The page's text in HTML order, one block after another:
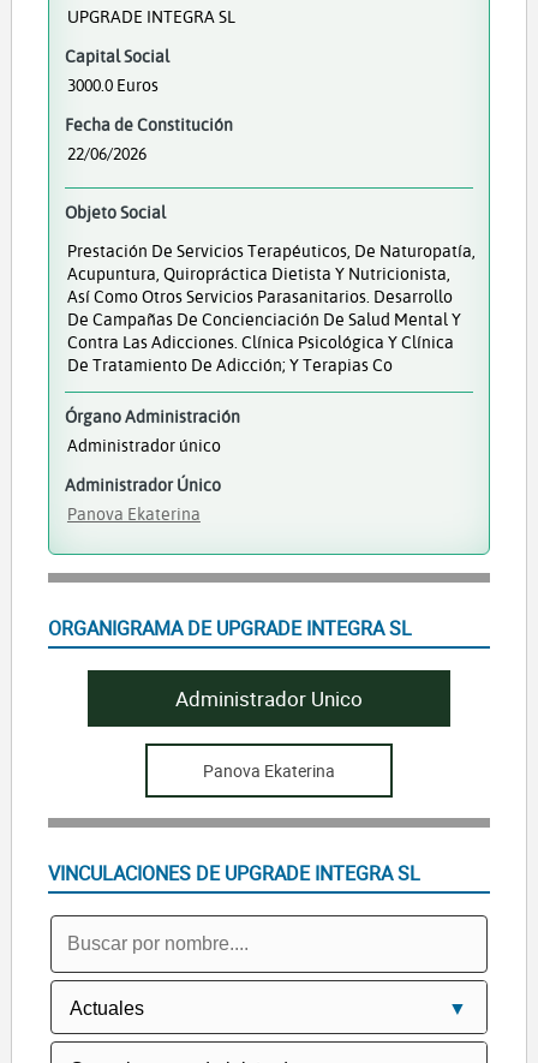
UPGRADE INTEGRA SL
Capital Social
3000.0 Euros
Fecha de Constitución
22/06/2026
Objeto Social
Prestación De Servicios Terapéuticos, De Naturopatía,
Acupuntura, Quiropráctica Dietista Y Nutricionista,
Así Como Otros Servicios Parasanitarios. Desarrollo
De Campañas De Concienciación De Salud Mental Y
Contra Las Adicciones. Clínica Psicológica Y Clínica
De Tratamiento De Adicción; Y Terapias Co
Órgano Administración
Administrador único
Administrador Único
Panova Ekaterina
ORGANIGRAMA DE UPGRADE INTEGRA SL
Administrador Unico
Panova Ekaterina
VINCULACIONES DE UPGRADE INTEGRA SL